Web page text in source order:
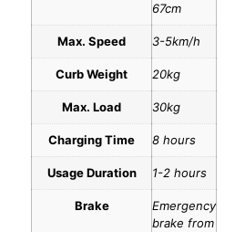
67cm
Max. Speed 3-5km/h
Curb Weight 20kg
Max. Load 30kg
Charging Time 8 hours
Usage Duration 1-2 hours
Brake
Emergency
brake from